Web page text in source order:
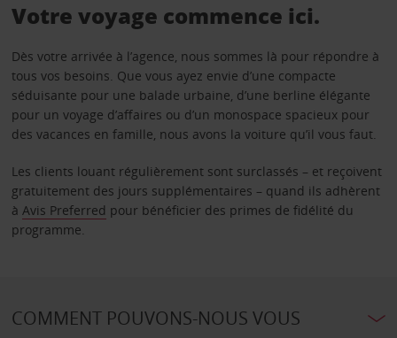
Votre voyage commence ici.
Dès votre arrivée à l’agence, nous sommes là pour répondre à
tous vos besoins. Que vous ayez envie d’une compacte
séduisante pour une balade urbaine, d’une berline élégante
pour un voyage d’affaires ou d’un monospace spacieux pour
des vacances en famille, nous avons la voiture qu’il vous faut.
Les clients louant régulièrement sont surclassés – et reçoivent
gratuitement des jours supplémentaires – quand ils adhèrent
à Avis Preferred pour bénéficier des primes de fidélité du
programme.
COMMENT POUVONS-NOUS VOUS